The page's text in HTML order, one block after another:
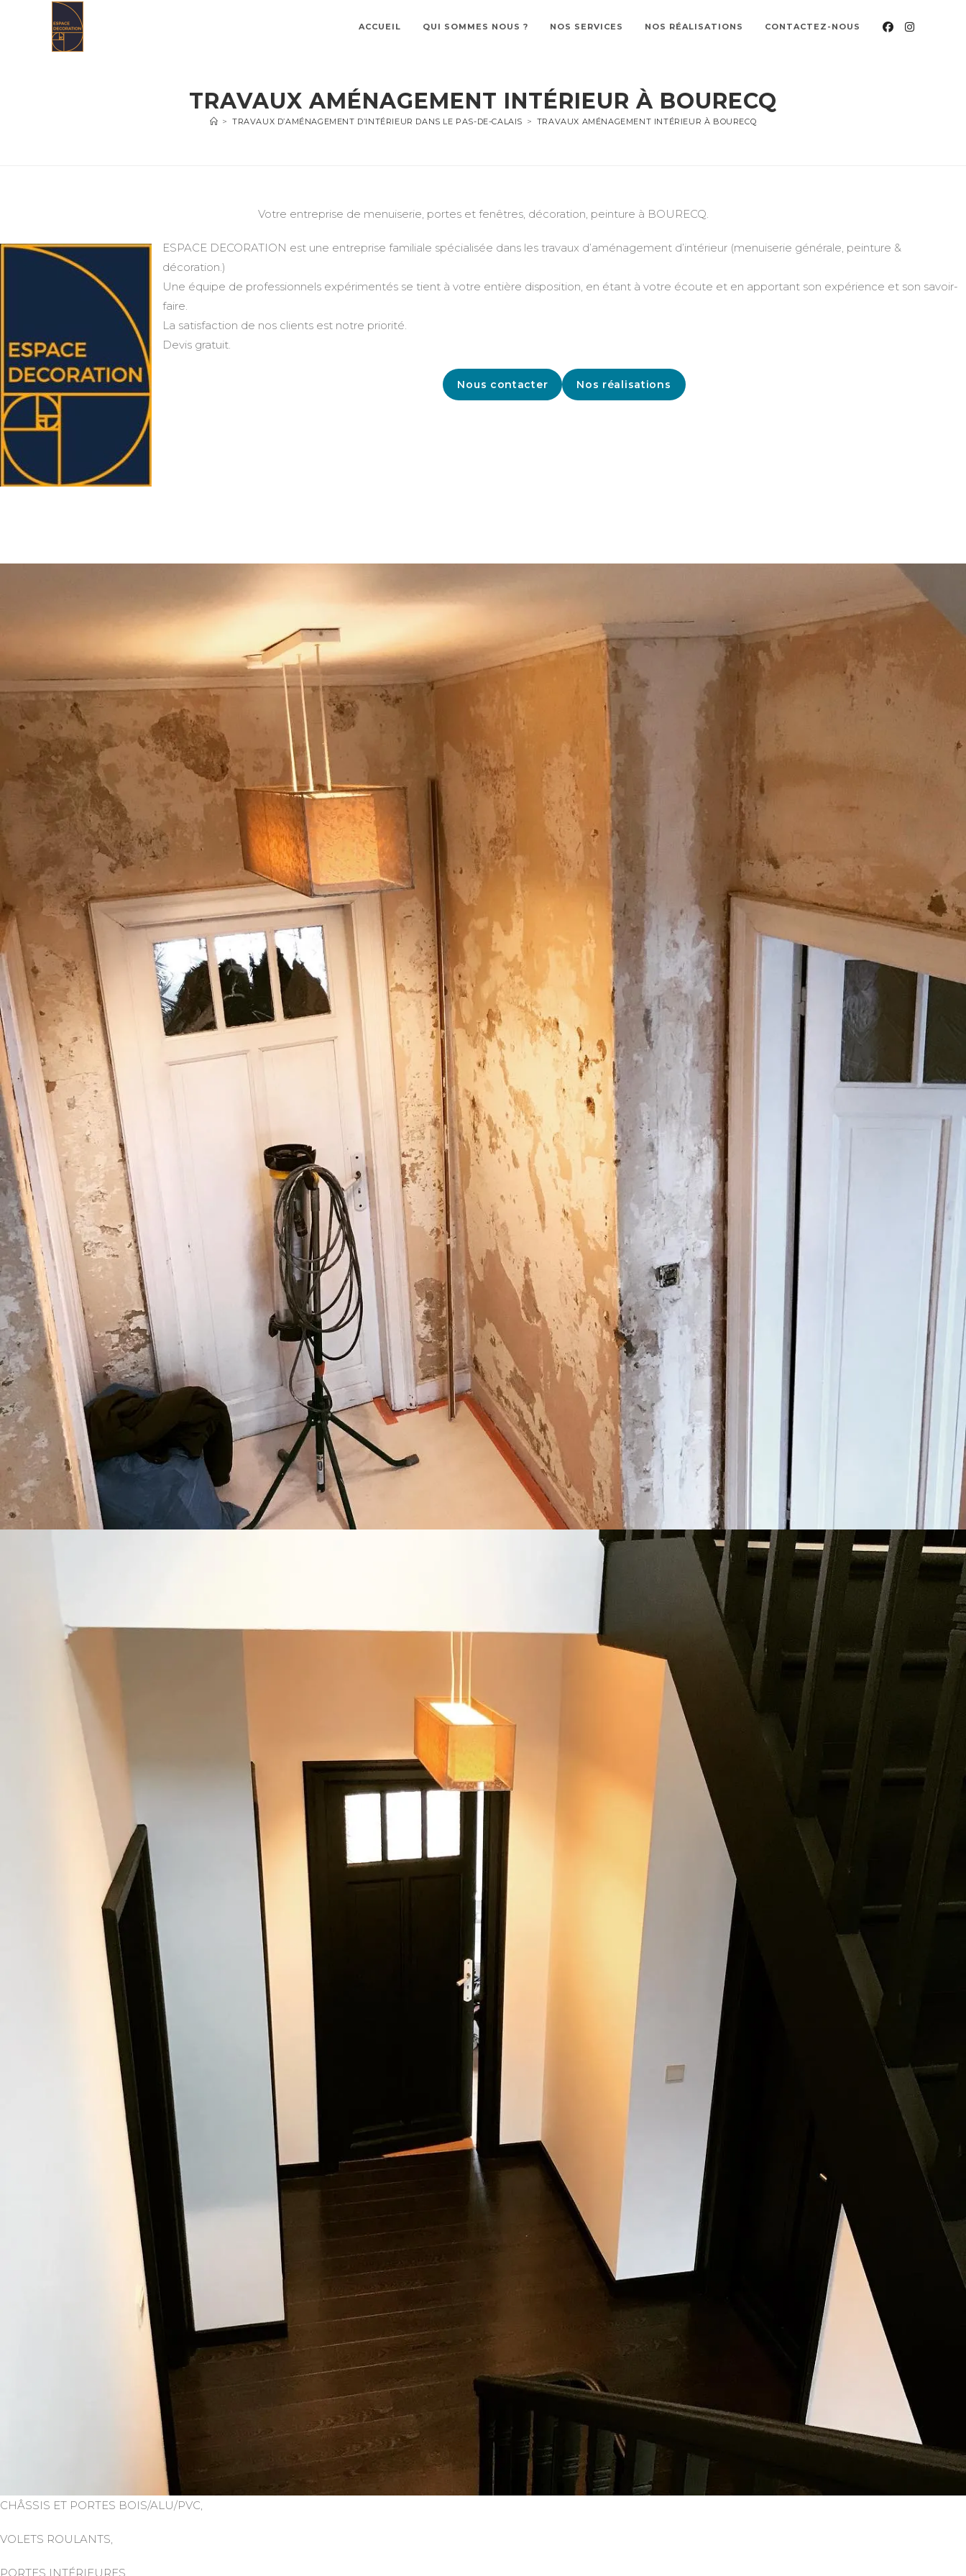
ACCUEIL QUI SOMMES NOUS ? NOS SERVICES NOS RÉALISATIONS CONTACTEZ-NOUS
TRAVAUX AMÉNAGEMENT INTÉRIEUR À BOURECQ
> TRAVAUX D’AMÉNAGEMENT D’INTÉRIEUR DANS LE PAS-DE-CALAIS > TRAVAUX AMÉNAGEMENT INTÉRIEUR À BOURECQ
Votre entreprise de menuiserie, portes et fenêtres, décoration, peinture à BOURECQ.
ESPACE DECORATION est une entreprise familiale spécialisée dans les travaux d’aménagement d’intérieur (menuiserie générale, peinture &
décoration.)
Une équipe de professionnels expérimentés se tient à votre entière disposition, en étant à votre écoute et en apportant son expérience et son savoir-
faire.
La satisfaction de nos clients est notre priorité.
Devis gratuit.
Nous contacter Nos réalisations
CHÂSSIS ET PORTES BOIS/ALU/PVC,
VOLETS ROULANTS,
PORTES INTÉRIEURES,